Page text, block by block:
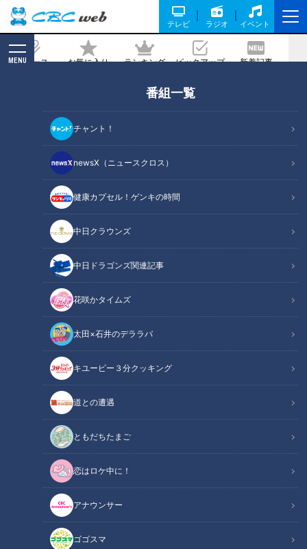
テレビ ラジオ イベント
ニュース お気に入り ランキング ピックアップ 新着記事
MENU
番組一覧
チャント！
newsX（ニュースクロス）
健康カプセル！ゲンキの時間
中日クラウンズ
中日ドラゴンズ関連記事
花咲かタイムズ
太田×石井のデララバ
キユーピー３分クッキング
道との遭遇
ともだちたまご
恋はロケ中に！
アナウンサー
ゴゴスマ
海に突入の熱いお祭り「三谷祭」【チャ
ント！】
2023/11/06 17:52
チャント！
OMATSURIちゃん
祭でアツイ人「OMATSURIちゃん」を寺坂頼我くんが探すコ
ーナー「OMATSURIちゃん」今回は愛知・蒲郡市「三谷祭」
に密着しました。
この記事の画像を見る